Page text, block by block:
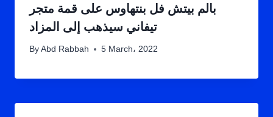
بالم بيتش فل بنتهاوس على قمة متجر
تيفاني سيذهب إلى المزاد
By Abd Rabbah 5 March، 2022